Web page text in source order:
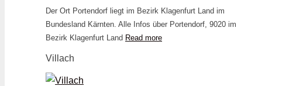
Der Ort Portendorf liegt im Bezirk Klagenfurt Land im
Bundesland Kärnten. Alle Infos über Portendorf, 9020 im
Bezirk Klagenfurt Land Read more
Villach